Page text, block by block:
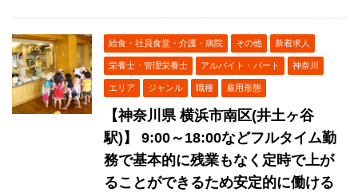
給食・社員食堂・介護・病院 その他 新着求人
栄養士・管理栄養士 アルバイト・パート 神奈川
エリア ジャンル 職種 雇用形態
【神奈川県 横浜市南区(井土ヶ谷
駅)】 9:00～18:00などフルタイム勤
務で基本的に残業もなく定時で上が
ることができるため安定的に働ける